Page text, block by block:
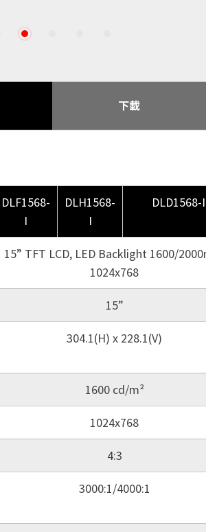
2
下載
DLF1568-
I
DLH1568-
I
DLD1568-I
15” TFT LCD, LED Backlight 1600/
1024x768
15”
304.1(H) x 228.1(V)
1600 cd/m²
1024x768
4:3
3000:1/4000:1